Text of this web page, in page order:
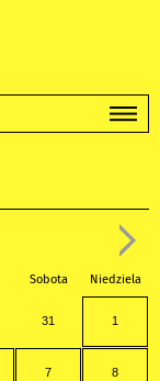
Sobota Niedziela
31 1
7 8